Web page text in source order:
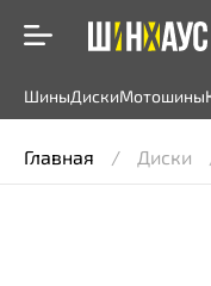
ШиныДискиМотошины
Главная Диски